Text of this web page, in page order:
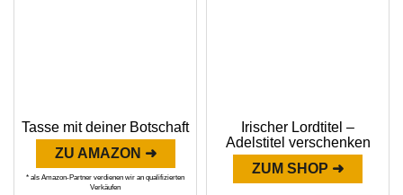
Tasse mit deiner Botschaft
ZU AMAZON ➜
* als Amazon-Partner verdienen wir an qualifizierten
Verkäufen
Irischer Lordtitel –
Adelstitel verschenken
ZUM SHOP ➜